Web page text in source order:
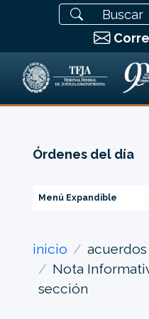
Órdenes del día
Menú Expandible
inicio
acuerdos
Nota
sección